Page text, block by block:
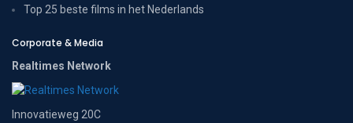
Top 25 beste films in het Nederlands
Corporate & Media
Realtimes Network
Innovatieweg 20C